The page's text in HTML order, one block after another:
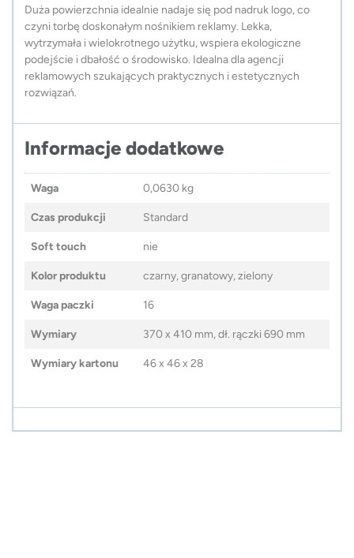
Duża powierzchnia idealnie nadaje się pod nadruk logo, co
czyni torbę doskonałym nośnikiem reklamy. Lekka,
wytrzymała i wielokrotnego użytku, wspiera ekologiczne
podejście i dbałość o środowisko. Idealna dla agencji
reklamowych szukających praktycznych i estetycznych
rozwiązań.
Informacje dodatkowe
Waga 0,0630 kg
Czas produkcji Standard
Soft touch nie
Kolor produktu czarny, granatowy, zielony
Waga paczki 16
Wymiary 370 x 410 mm, dł. rączki 690 mm
Wymiary kartonu 46 x 46 x 28